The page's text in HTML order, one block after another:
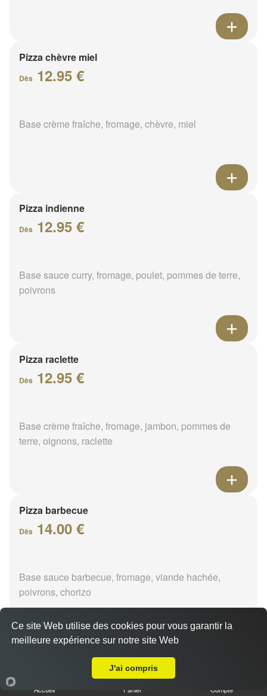
Pizza chèvre miel
Dès 12.95 €
Base crème fraîche, fromage, chèvre, miel
Pizza indienne
Dès 12.95 €
Base sauce curry, fromage, poulet, pommes de terre,
poivrons
Pizza raclette
Dès 12.95 €
Base crème fraîche, fromage, jambon, pommes de
terre, oignons, raclette
Pizza barbecue
Dès 14.00 €
Base sauce barbecue, fromage, viande hachée,
poivrons, chorizo
Accueil Panier Compte
Ce site Web utilise des cookies pour vous garantir la
meilleure expérience sur notre site Web
J'ai compris